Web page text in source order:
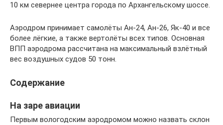
10 км севернее центра города по Архангельскому шоссе.
Аэродром принимает самолёты Ан-24, Ан-26, Як-40 и все
более лёгкие, а также вертолёты всех типов. Основная
ВПП аэродрома рассчитана на максимальный взлётный
вес воздушных судов 50 тонн.
Содержание
На заре авиации
Первым вологодским аэродромом можно назвать склон